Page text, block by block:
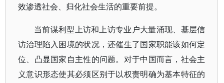
效渗透社会、归化社会生活的重要前提。
当前谋利型上访和上访专业户大量涌现、基层信
访治理陷入困境的状况，还催生了国家职能该如何定
位、凸显国家自主性的问题。对于中国而言，社会主
义意识形态使其必须区别于以权责明确为基本特征的